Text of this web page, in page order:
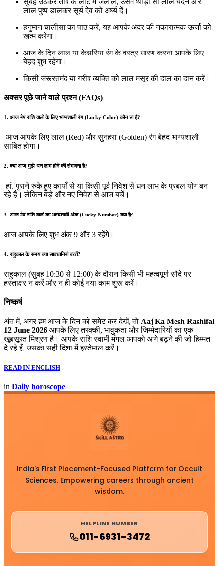
लाल पुष्प डालकर सूर्य देव को अर्घ्य दें।
हनुमान चालीसा का पाठ करें, यह आपके अंदर की नकारात्मक ऊर्जा को
खत्म करेगा।
आज के दिन लाल या केसरिया रंग के वस्त्र धारण करना आपके लिए
बेहद शुभ रहेगा।
किसी जरूरतमंद या गरीब व्यक्ति को लाल मसूर की दाल का दान करें।
अक्सर पूछे जाने वाले प्रश्न (FAQs)
1. आज मेष राशि वालों के लिए भाग्यशाली रंग (Lucky Color) कौन सा है?
आज आपके लिए लाल (Red) और सुनहरा (Golden) रंग बेहद भाग्यशाली
साबित होगा।
2. क्या आज मुझे धन लाभ होने की संभावना है?
हां, पुराने रुके हुए कार्यों से या किसी पूर्व निवेश से धन लाभ के प्रबल योग बन
रहे हैं। लेकिन बड़े और नए निवेश से आज बचें।
3. आज मेष राशि वालों का भाग्यशाली अंक (Lucky Number) क्या है?
आज आपके लिए शुभ अंक 9 और 3 रहेंगे।
4. राहुकाल के समय क्या सावधानियां बरतें?
राहुकाल (सुबह 10:30 से 12:00) के दौरान किसी भी महत्वपूर्ण सौदे पर
हस्ताक्षर न करें और न ही कोई नया काम शुरू करें।
निष्कर्ष
अंत में, अगर हम आज के दिन को समेट कर देखें, तो Aaj Ka Mesh Rashifal
12 June 2026 आपके लिए तरक्की, भावुकता और जिम्मेदारियों का एक
खूबसूरत मिश्रण है। आपके राशि स्वामी मंगल आपको आगे बढ़ने की जो हिम्मत
दे रहे हैं, उसका सही दिशा में इस्तेमाल करें।
READ IN ENGLISH
in Daily horoscope
India's First Placement-Focused Platform for Occult
Sciences. Empowering careers through ancient
wisdom.
HELPLINE NUMBER
011-6931-3472